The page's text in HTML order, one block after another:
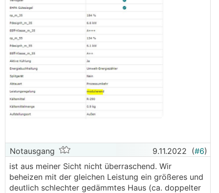
Notausgang 9.11.2022 (#6)
ist aus meiner Sicht nicht überraschend. Wir
beheizen mit der gleichen Leistung ein größeres und
deutlich schlechter gedämmtes Haus (ca. doppelter